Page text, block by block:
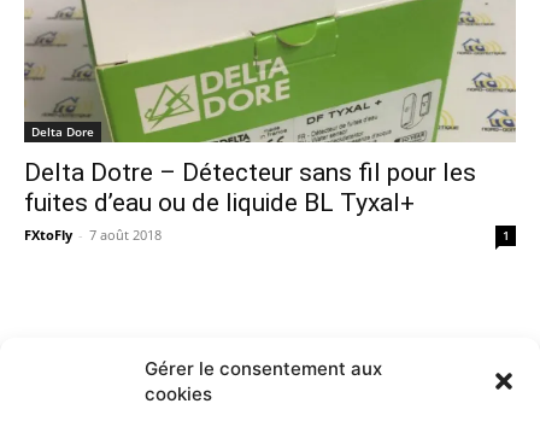
Gérer le consentement aux
cookies
Delta Dore
Delta Dotre – Détecteur sans fil pour les
fuites d’eau ou de liquide BL Tyxal+
FXtoFly - 7 août 2018 1